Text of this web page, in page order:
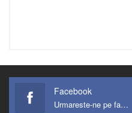
Facebook
Urmareste-ne pe facebook !